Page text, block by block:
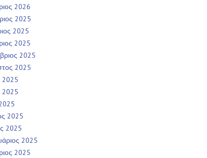
2026
2025
2025
2025
2025
2025
2025
2025
2025
2025
2025
2025